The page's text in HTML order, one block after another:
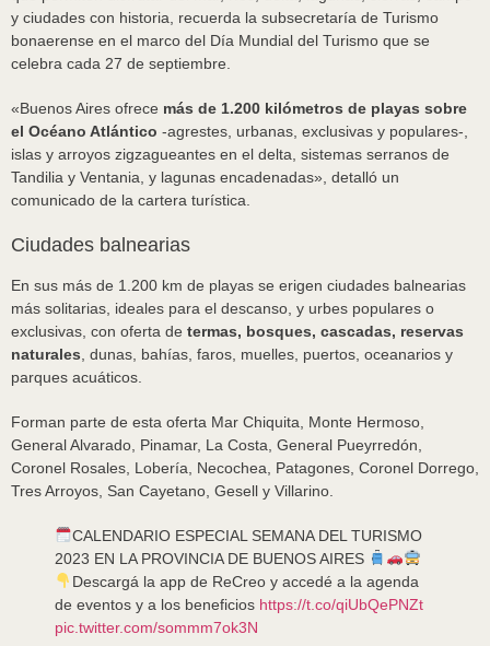
y ciudades con historia, recuerda la subsecretaría de Turismo
bonaerense en el marco del Día Mundial del Turismo que se
celebra cada 27 de septiembre.
«Buenos Aires ofrece más de 1.200 kilómetros de playas sobre
el Océano Atlántico -agrestes, urbanas, exclusivas y populares-,
islas y arroyos zigzagueantes en el delta, sistemas serranos de
Tandilia y Ventania, y lagunas encadenadas», detalló un
comunicado de la cartera turística.
Ciudades balnearias
En sus más de 1.200 km de playas se erigen ciudades balnearias
más solitarias, ideales para el descanso, y urbes populares o
exclusivas, con oferta de termas, bosques, cascadas, reservas
naturales , dunas, bahías, faros, muelles, puertos, oceanarios y
parques acuáticos.
Forman parte de esta oferta Mar Chiquita, Monte Hermoso,
General Alvarado, Pinamar, La Costa, General Pueyrredón,
Coronel Rosales, Lobería, Necochea, Patagones, Coronel Dorrego,
Tres Arroyos, San Cayetano, Gesell y Villarino.
CALENDARIO ESPECIAL SEMANA DEL TURISMO
2023 EN LA PROVINCIA DE BUENOS AIRES
Descargá la app de ReCreo y accedé a la agenda
de eventos y a los beneficios https://t.co/qiUbQePNZt
pic.twitter.com/sommm7ok3N